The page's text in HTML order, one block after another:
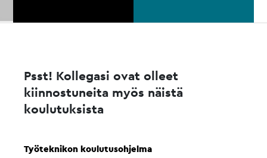
Psst! Kollegasi ovat olleet
kiinnostuneita myös näistä
koulutuksista
Työteknikon koulutusohjelma